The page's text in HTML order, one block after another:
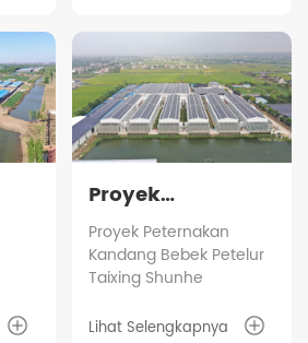
Proyek
Peternakan
Kandang Bebek
Petelur Taixing
Shunhe
Proyek Peternakan
Kandang Bebek Petelur
Taixing Shunhe
Lihat Selengkapnya